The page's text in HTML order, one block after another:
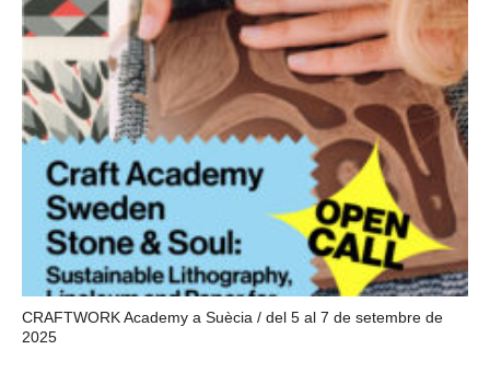
CRAFTWORK Academy a Suècia / del 5 al 7 de setembre de
2025